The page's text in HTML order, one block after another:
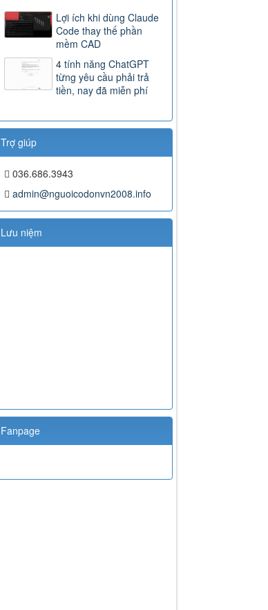
Lợi ích khi dùng Claude
Code thay thế phần
mềm CAD
4 tính năng ChatGPT
từng yêu cầu phải trả
tiền, nay đã miễn phí
Trợ giúp
036.686.3943
admin@nguoicodonvn2008.info
Lưu niệm
Fanpage